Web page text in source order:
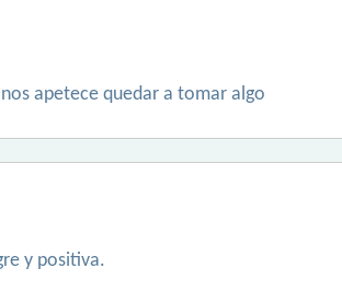
apetece quedar a tomar algo
y positiva.